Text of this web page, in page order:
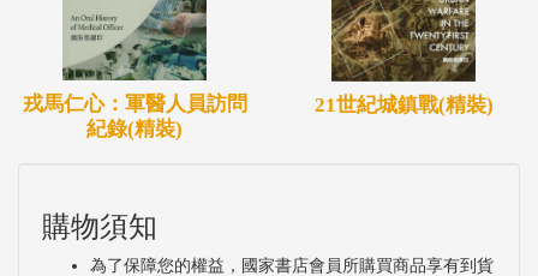
戎馬仁心：軍醫人員訪問
紀錄(精裝)
21世紀城鎮戰(精裝)
購物須知
為了保障您的權益，國家書店會員所購買商品享有到貨